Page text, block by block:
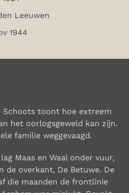
Leeuwen
1944
Schoots toont hoe extreem
het oorlogsgeweld kan zijn.
familie weggevaagd.
Maas en Waal onder vuur,
de overkant, De Betuwe. De
die maanden de frontlinie